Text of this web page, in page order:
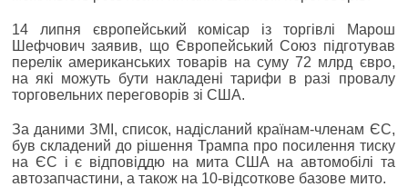
14 липня європейський комісар із торгівлі Марош
Шефчович заявив, що Європейський Союз підготував
перелік американських товарів на суму 72 млрд євро,
на які можуть бути накладені тарифи в разі провалу
торговельних переговорів зі США.
За даними ЗМІ, список, надісланий країнам-членам ЄС,
був складений до рішення Трампа про посилення тиску
на ЄС і є відповіддю на мита США на автомобілі та
автозапчастини, а також на 10-відсоткове базове мито.